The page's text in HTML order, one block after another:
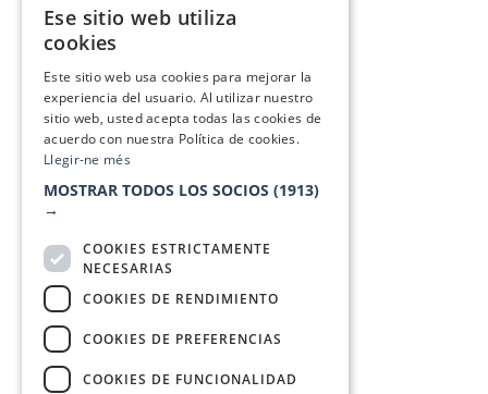
Ese sitio web utiliza
cookies
Este sitio web usa cookies para mejorar la
experiencia del usuario. Al utilizar nuestro
sitio web, usted acepta todas las cookies de
acuerdo con nuestra Política de cookies.
Llegir-ne més
MOSTRAR TODOS LOS SOCIOS (1913)
→
COOKIES ESTRICTAMENTE
NECESARIAS
COOKIES DE RENDIMIENTO
COOKIES DE PREFERENCIAS
COOKIES DE FUNCIONALIDAD